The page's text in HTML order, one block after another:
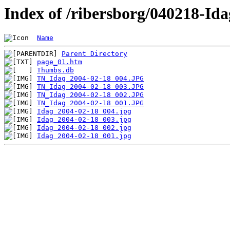
Index of /ribersborg/040218-
Name
Parent Directory
page_01.htm
Thumbs.db
TN_Idag 2004-02-18 004.JPG
TN_Idag 2004-02-18 003.JPG
TN_Idag 2004-02-18 002.JPG
TN_Idag 2004-02-18 001.JPG
Idag 2004-02-18 004.jpg
Idag 2004-02-18 003.jpg
Idag 2004-02-18 002.jpg
Idag 2004-02-18 001.jpg